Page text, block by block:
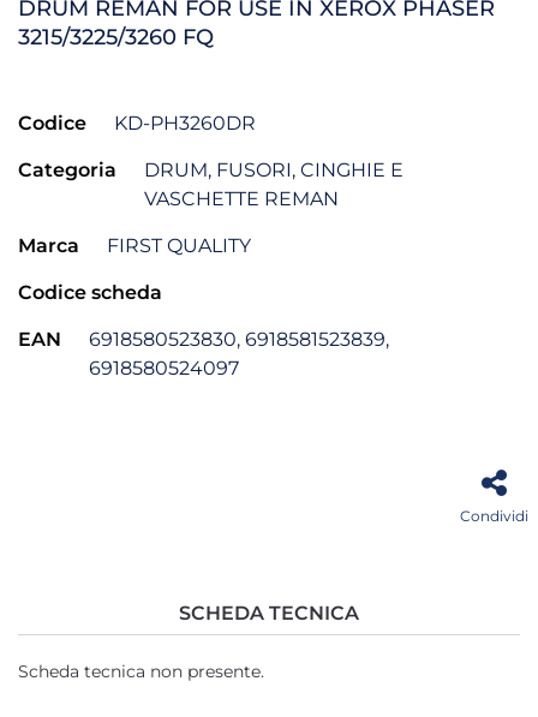
DRUM REMAN FOR USE IN XEROX PHASER
3215/3225/3260 FQ
Codice KD-PH3260DR
Categoria
DRUM, FUSORI, CINGHIE E
VASCHETTE REMAN
Marca FIRST QUALITY
Codice scheda
EAN
6918580523830, 6918581523839,
6918580524097
Condividi
SCHEDA TECNICA
Scheda tecnica non presente.